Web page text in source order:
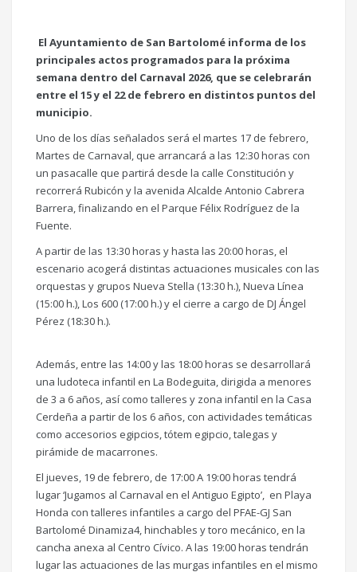
El Ayuntamiento de San Bartolomé informa de los
principales actos programados para la próxima
semana dentro del Carnaval 2026, que se celebrarán
entre el 15 y el 22 de febrero en distintos puntos del
municipio.
Uno de los días señalados será el martes 17 de febrero,
Martes de Carnaval, que arrancará a las 12:30 horas con
un pasacalle que partirá desde la calle Constitución y
recorrerá Rubicón y la avenida Alcalde Antonio Cabrera
Barrera, finalizando en el Parque Félix Rodríguez de la
Fuente.
A partir de las 13:30 horas y hasta las 20:00 horas, el
escenario acogerá distintas actuaciones musicales con las
orquestas y grupos Nueva Stella (13:30 h.), Nueva Línea
(15:00 h.), Los 600 (17:00 h.) y el cierre a cargo de DJ Ángel
Pérez (18:30 h.).
Además, entre las 14:00 y las 18:00 horas se desarrollará
una ludoteca infantil en La Bodeguita, dirigida a menores
de 3 a 6 años, así como talleres y zona infantil en la Casa
Cerdeña a partir de los 6 años, con actividades temáticas
como accesorios egipcios, tótem egipcio, talegas y
pirámide de macarrones.
El jueves, 19 de febrero, de 17:00 A 19:00 horas tendrá
lugar ‘Jugamos al Carnaval en el Antiguo Egipto’, en Playa
Honda con talleres infantiles a cargo del PFAE-GJ San
Bartolomé Dinamiza4, hinchables y toro mecánico, en la
cancha anexa al Centro Cívico. A las 19:00 horas tendrán
lugar las actuaciones de las murgas infantiles en el mismo